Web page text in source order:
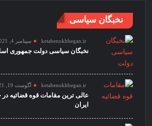
نخبگان سیاسی
ketabenokhbegan.ir سپتامبر 4, 2021
نخبگان سیاسی دولت جمهوری
ketabenokhbegan.ir آگوست 19, 2021
عالی ترین مقامات قوه قضائیه
ایران